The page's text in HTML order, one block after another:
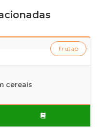
cereais
Frutap